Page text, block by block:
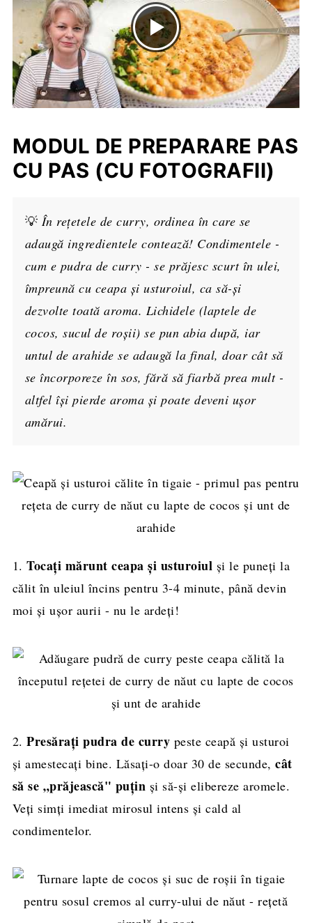
MODUL DE PREPARARE PAS
CU PAS (CU FOTOGRAFII)
💡 În rețetele de curry, ordinea în care se
adaugă ingredientele contează! Condimentele -
cum e pudra de curry - se prăjesc scurt în ulei,
împreună cu ceapa și usturoiul, ca să-și
dezvolte toată aroma. Lichidele (laptele de
cocos, sucul de roșii) se pun abia după, iar
untul de arahide se adaugă la final, doar cât să
se încorporeze în sos, fără să fiarbă prea mult -
altfel își pierde aroma și poate deveni ușor
amărui.
1.Tocați mărunt ceapa și usturoiul și le puneți la
călit în uleiul încins pentru 3-4 minute, până devin
moi și ușor aurii - nu le ardeți!
2.Presărați pudra de curry peste ceapă și usturoi
și amestecați bine. Lăsați-o doar 30 de secunde,cât
să se „prăjească" puțin și să-și elibereze aromele.
Veți simți imediat mirosul intens și cald al
condimentelor.